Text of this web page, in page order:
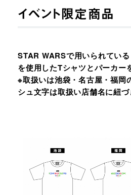
イベント限定商品
STAR WARSで用いられている
を使用したTシャツとパーカー
※取扱いは池袋・名古屋・福岡
シュ文字は取扱い店舗名に紐づ